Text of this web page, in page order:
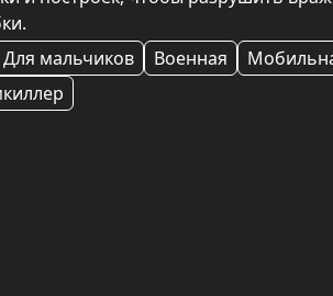
Для мальчиков Военная